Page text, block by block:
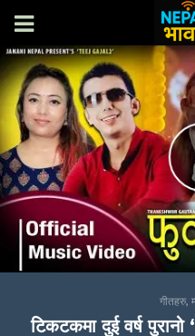
गीतहरु,
टिकटकमा दुई वर्ष पुरानो